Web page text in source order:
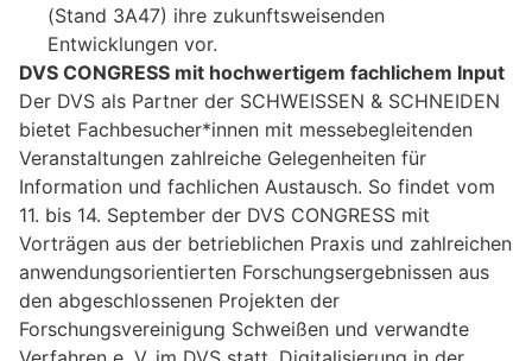
(Stand 3A47) ihre zukunftsweisenden
Entwicklungen vor.
DVS CONGRESS mit hochwertigem fachlichem Input
Der DVS als Partner der SCHWEISSEN & SCHNEIDEN
bietet Fachbesucher*innen mit messebegleitenden
Veranstaltungen zahlreiche Gelegenheiten für
Information und fachlichen Austausch. So findet vom
11. bis 14. September der DVS CONGRESS mit
Vorträgen aus der betrieblichen Praxis und zahlreichen
anwendungsorientierten Forschungsergebnissen aus
den abgeschlossenen Projekten der
Forschungsvereinigung Schweißen und verwandte